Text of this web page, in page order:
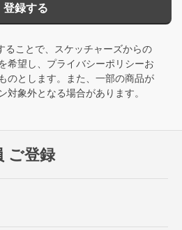
ご登録
登録する
ることで、スケッチャーズからの
希望し、 プライバシーポリシーお
のとします。また、一部の商品が
対象外となる場合があります。